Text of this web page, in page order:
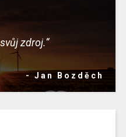
zdroj.“
- Jan Bozděch